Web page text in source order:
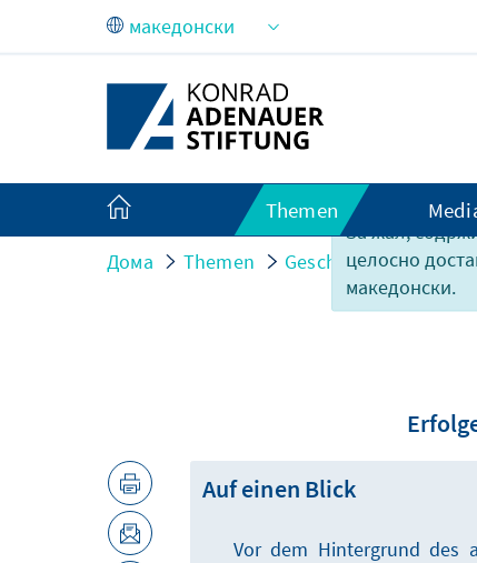
Skip to Main Content
За жал,
целосно
македонски.
Themen
Дома Themen Geschichte und
Auf einen Blick
Vor dem Hintergrund des